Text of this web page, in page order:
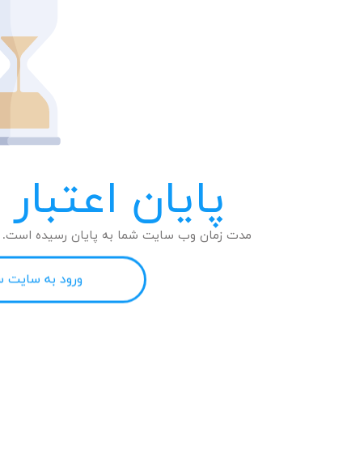
پایان
مدت زمان وب سایت شما به پایان رسیده است.
ورود به سایت